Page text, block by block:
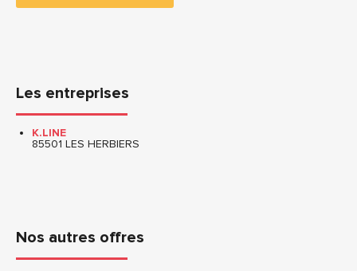
Les entreprises
K.LINE
85501 LES HERBIERS
Nos autres offres